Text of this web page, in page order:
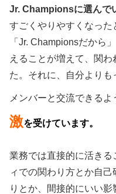
Jr. Championsに選んで
すごくやりやすくなっ
「Jr. Championsだから
えることが増えて、関
た。それに、自分より
メンバーと交流できるよ
激を受けています。
業務では直接的に活き
ィでの関わり方とか自
りとか、間接的にいい影